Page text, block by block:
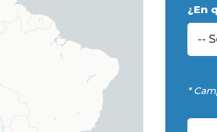
¿En
*